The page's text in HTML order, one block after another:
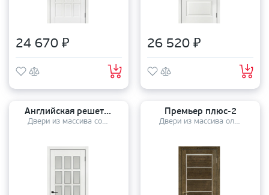
24 670 ₽ 26 520 ₽
Английская решетка 15
Двери из массива сосны
Премьер плюс-2
Двери из массива ольхи